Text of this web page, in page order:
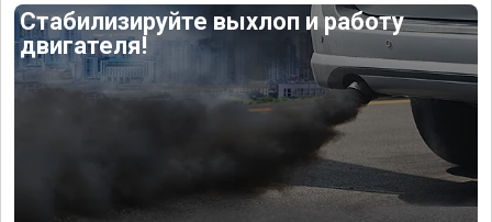
Стабилизируйте выхлоп и работу
двигателя!